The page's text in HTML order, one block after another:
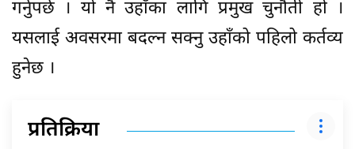
गर्नुपर्छ । यो नै उहाँका लागि प्रमुख चुनौती हो ।
यसलाई अवसरमा बदल्न सक्नु उहाँको पहिलो कर्तव्य
हुनेछ ।
प्रतिक्रिया